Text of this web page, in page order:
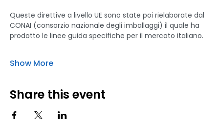
Queste direttive a livello UE sono state poi rielaborate dal
CONAI (consorzio nazionale degli imballaggi) il quale ha
prodotto le linee guida specifiche per il mercato italiano.
Show More
Share this event